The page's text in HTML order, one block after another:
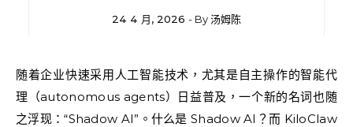
24 4 月, 2026 - By汤姆陈
随着企业快速采用人工智能技术，尤其是自主操作的智能代
理（autonomous agents）日益普及，一个新的名词也随
之浮现：“Shadow AI”。什么是 Shadow AI？而 KiloClaw